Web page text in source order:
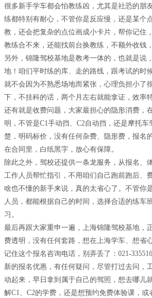
很多新手学车都会怕教练凶，尤其是社恐的朋
练都特别有耐心，不管你是反应慢，还是某个
教，还会把复杂的点位画成小卡片，帮你记住
教练合不来，还能找前台换教练，不额外收钱
另外，锦隆驾校基地是教考一体的，也就是说
地！咱们平时练的库、走的路线，跟考试的时
就不会因为不熟悉场地而紧张，心理负担小了
下，不挂科的话，两个月左右就能拿证，效率特
还有就是收费问题，大家最担心的隐形消费，
明，不管是C1手动挡、C2自动挡，还是摩托
楚，明码标价，没有任何杂费、隐形费，报名
在合同里，白纸黑字，放心有保障。
除此之外，驾校还提供一条龙服务，从报名、
工作人员帮忙指引，不用咱们自己跑前跑后、
啥也不懂的新手来说，真的太省心了。不管你
人员，都能根据自己的时间，选择合适的练车
习。
最后再跟大家重申一遍，上海锦隆驾校基地，
费透明，没有任何套路，想在上海学车、想省
记住这个报名咨询电话，别弄丢了：021-
新的报名优惠，有任何疑问，尽管打过去问，
动起来，早日拿到属于自己的驾照，想去哪儿
解C1、C2的学费，还是想预约免费体验课，